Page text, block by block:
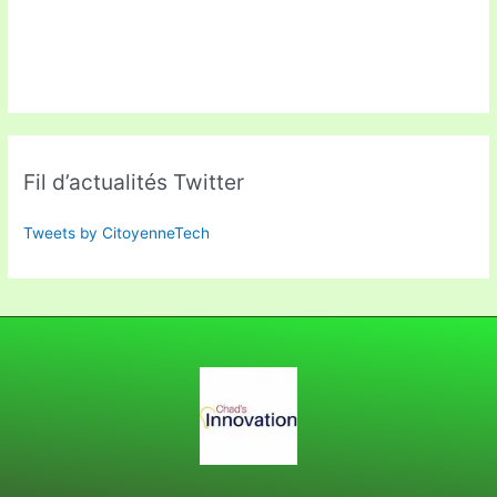
Fil d’actualités Twitter
Tweets by CitoyenneTech